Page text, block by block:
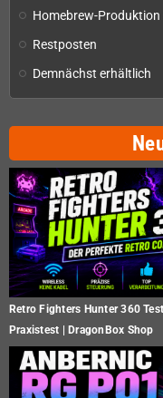
Homebrew-
Restposten
Demnächst erhältlich
Retro Fighters Hunter 360
Praxistest | DragonBox Shop